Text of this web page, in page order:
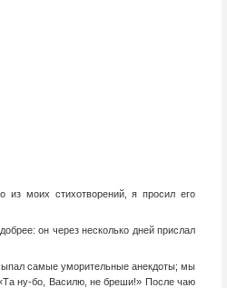
из моих стихотворений, я просил его
он через несколько дней прислал
самые уморительные анекдоты; мы
ну-бо, Василю, не бреши!» После чаю